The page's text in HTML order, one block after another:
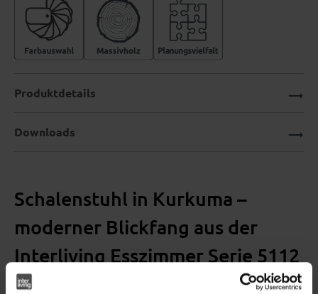
Schalenstuhl in Kurkuma –
moderner Blickfang aus der
Interliving Esszimmer Serie 5112
Produktdetails
Downloads